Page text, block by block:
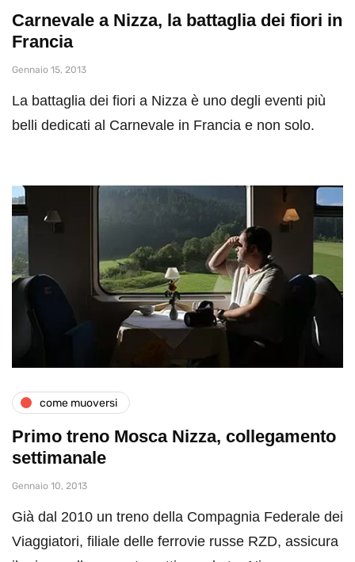
Carnevale a Nizza, la battaglia dei fiori in
Francia
Gennaio 15, 2013
La battaglia dei fiori a Nizza è uno degli eventi più
belli dedicati al Carnevale in Francia e non solo.
come muoversi
Primo treno Mosca Nizza, collegamento
settimanale
Gennaio 10, 2013
Già dal 2010 un treno della Compagnia Federale dei
Viaggiatori, filiale delle ferrovie russe RZD, assicura